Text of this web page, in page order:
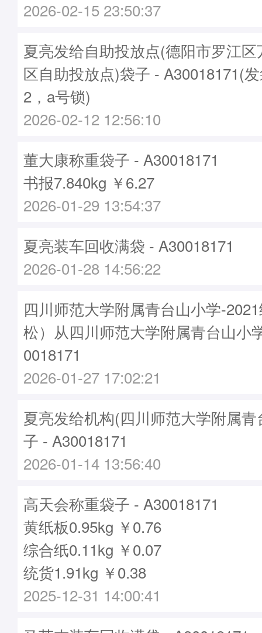
2026-02-15 23:50:37
夏亮发给自助投放点(德阳市罗江
区自助投放点)袋子 - A30018171(
2，a号锁)
2026-02-12 12:56:10
董大康称重袋子 - A30018171
书报7.840kg ￥6.27
2026-01-29 13:54:37
夏亮装车回收满袋 - A30018171
2026-01-28 14:56:22
四川师范大学附属青台山小学-
松）从四川师范大学附属青台山小
0018171
2026-01-27 17:02:21
夏亮发给机构(四川师范大学附属
子 - A30018171
2026-01-14 13:56:40
高天会称重袋子 - A30018171
黄纸板0.95kg ￥0.76
综合纸0.11kg ￥0.07
统货1.91kg ￥0.38
2025-12-31 14:00:41